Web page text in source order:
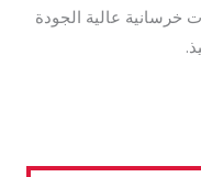
خرسانية عالية الجودة